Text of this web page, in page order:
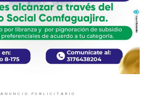
ANUNCIO PUBLICITARIO